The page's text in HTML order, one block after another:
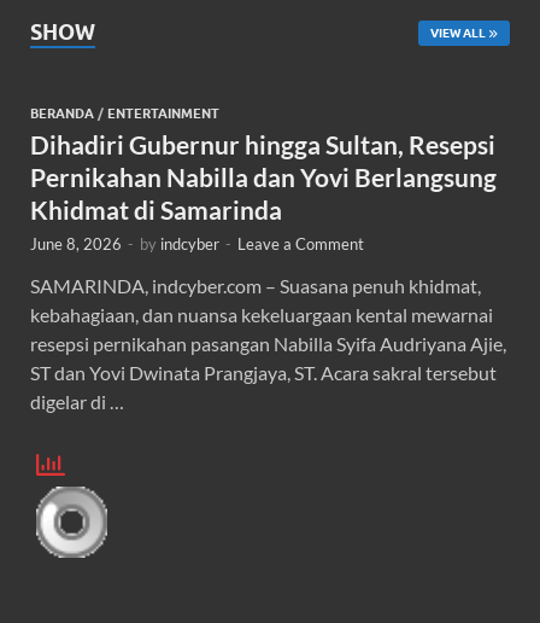
SHOW VIEW ALL
BERANDA / ENTERTAINMENT
Dihadiri Gubernur hingga Sultan, Resepsi
Pernikahan Nabilla dan Yovi Berlangsung
Khidmat di Samarinda
June 8, 2026 - by indcyber - Leave a Comment
SAMARINDA, indcyber.com – Suasana penuh khidmat,
kebahagiaan, dan nuansa kekeluargaan kental mewarnai
resepsi pernikahan pasangan Nabilla Syifa Audriyana Ajie,
ST dan Yovi Dwinata Prangjaya, ST. Acara sakral tersebut
digelar di …